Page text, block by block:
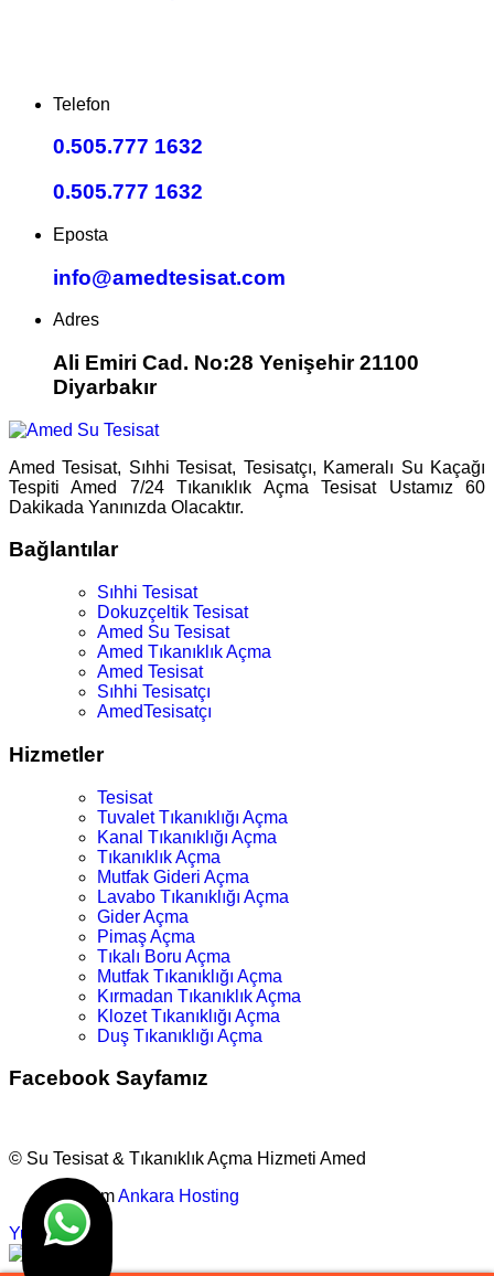
Telefon
0.505.777 1632
0.505.777 1632
Eposta
info@amedtesisat.com
Adres
Ali Emiri Cad. No:28 Yenişehir 21100
Diyarbakır
Amed Tesisat, Sıhhi Tesisat, Tesisatçı, Kameralı Su Kaçağı
Tespiti Amed 7/24 Tıkanıklık Açma Tesisat Ustamız 60
Dakikada Yanınızda Olacaktır.
Bağlantılar
Sıhhi Tesisat
Dokuzçeltik Tesisat
Amed Su Tesisat
Amed Tıkanıklık Açma
Amed Tesisat
Sıhhi Tesisatçı
AmedTesisatçı
Hizmetler
Tesisat
Tuvalet Tıkanıklığı Açma
Kanal Tıkanıklığı Açma
Tıkanıklık Açma
Mutfak Gideri Açma
Lavabo Tıkanıklığı Açma
Gider Açma
Pimaş Açma
Tıkalı Boru Açma
Mutfak Tıkanıklığı Açma
Kırmadan Tıkanıklık Açma
Klozet Tıkanıklığı Açma
Duş Tıkanıklığı Açma
Facebook Sayfamız
© Su Tesisat & Tıkanıklık Açma Hizmeti Amed
TasarımAnkara Hosting
Yukarı